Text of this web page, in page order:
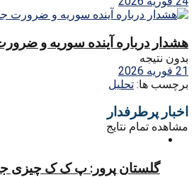
بدون نتیجه
مشاهده تمام نتایج
هشدار درباره آینده سوریه و
21 فوریه 2026
برچسب ها: تحليل
اخبار پرطرفدار
گلستان پرور: پ ک ک چیزی